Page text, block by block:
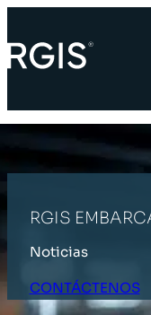
RGIS
Noticias
CONTÁCTENOS